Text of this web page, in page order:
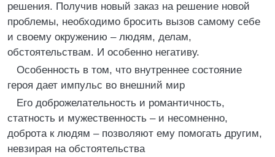
решения. Получив новый заказ на решение новой
проблемы, необходимо бросить вызов самому себе
и своему окружению – людям, делам,
обстоятельствам. И особенно негативу.
Особенность в том, что внутреннее состояние
героя дает импульс во внешний мир
Его доброжелательность и романтичность,
статность и мужественность – и несомненно,
доброта к людям – позволяют ему помогать другим,
невзирая на обстоятельства